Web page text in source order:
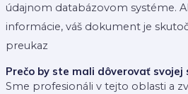
údajnom databázovom systéme.
informácie, váš dokument je
preukaz
Prečo by ste mali dôverovať svojej
Sme profesionáli v tejto oblasti a